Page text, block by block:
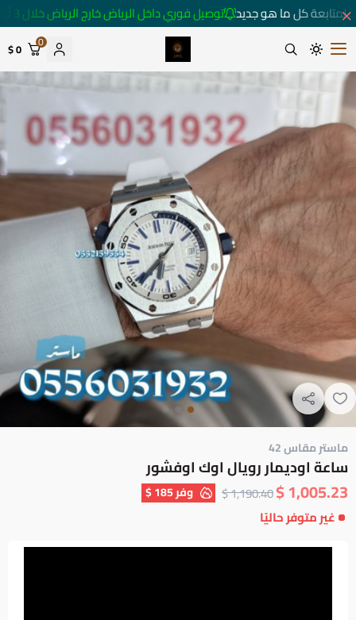
لمتابعة كل ما هو جديد توصيل فوري داخل الرياض خارج الرياض خلال 3 أيام 🚚
متجر ساعات رومانس
0
0 $
ماستر مقاس 42
ساعة اوديمار رويال اوك اوفشور
1,005.23 $
1,190.40 $ وفر185 $
غير متوفر حاليًا